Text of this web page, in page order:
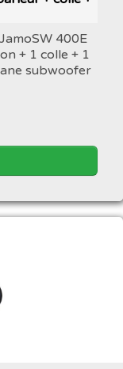
400E
+ 1 colle + 1
subwoofer